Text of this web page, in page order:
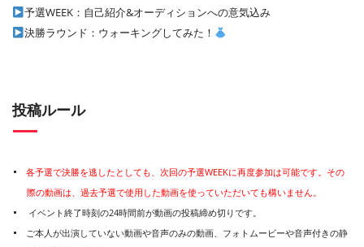
予選WEEK：自己紹介&オーディションへの意気込み
決勝ラウンド：ウォーキングしてみた！
投稿ルール
各予選で決勝を逃したとしても、次回の予選WEEKに再度参加は可能です。その
際の動画は、過去予選で使用した動画を使っていただいても構いません。
イベント終了時刻の24時間前が動画の投稿締め切りです。
ご本人が出演していない動画や音声のみの動画、フォトムービーや音声付きの静